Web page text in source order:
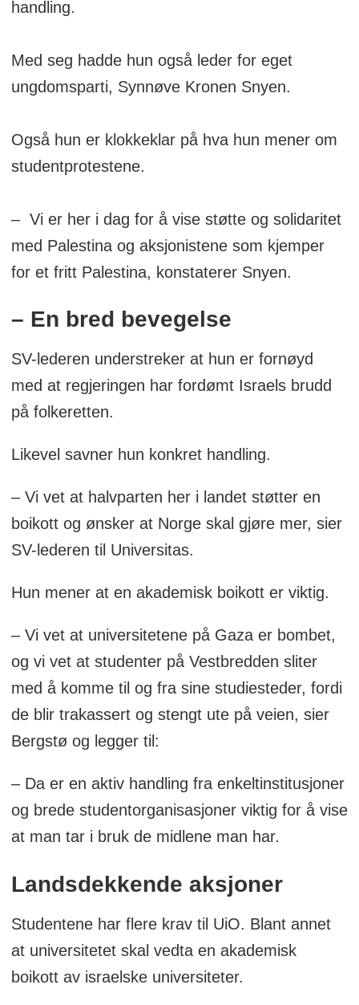
handling.
Med seg hadde hun også leder for eget
ungdomsparti, Synnøve Kronen Snyen.
Også hun er klokkeklar på hva hun mener om
studentprotestene.
– Vi er her i dag for å vise støtte og solidaritet
med Palestina og aksjonistene som kjemper
for et fritt Palestina, konstaterer Snyen.
– En bred bevegelse
SV-lederen understreker at hun er fornøyd
med at regjeringen har fordømt Israels brudd
på folkeretten.
Likevel savner hun konkret handling.
– Vi vet at halvparten her i landet støtter en
boikott og ønsker at Norge skal gjøre mer, sier
SV-lederen til Universitas.
Hun mener at en akademisk boikott er viktig.
– Vi vet at universitetene på Gaza er bombet,
og vi vet at studenter på Vestbredden sliter
med å komme til og fra sine studiesteder, fordi
de blir trakassert og stengt ute på veien, sier
Bergstø og legger til:
– Da er en aktiv handling fra enkeltinstitusjoner
og brede studentorganisasjoner viktig for å vise
at man tar i bruk de midlene man har.
Landsdekkende aksjoner
Studentene har flere krav til UiO. Blant annet
at universitetet skal vedta en akademisk
boikott av israelske universiteter.